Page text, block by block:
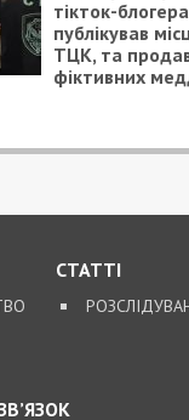
тікток-
публікував
ТЦК, та
фіктивних
СТАТТІ